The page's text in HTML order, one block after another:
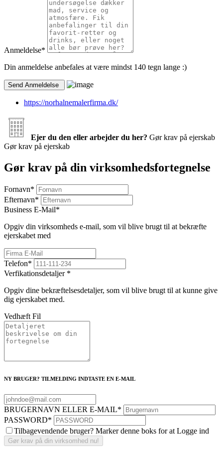
Anmeldelse*
Din anmeldelse anbefales at være mindst 140 tegn lange :)
https://norhalnemalerfirma.dk/
Ejer du den eller arbejder du her? Gør krav på ejerskab
Gør krav på ejerskab
Gør krav på din virksomhedsfortegnelse
Fornavn*
Efternavn*
Business E-Mail*
Opgiv din virksomheds e-mail, som vil blive brugt til at bekræfte
ejerskabet med
Telefon*
Verfikationsdetaljer *
Opgiv dine bekræftelsesdetaljer, som vil blive brugt til at kunne give
dig ejerskabet med.
Vedhæft Fil
NY BRUGER? TILMELDING INDTASTE EN E-MAIL
BRUGERNAVN ELLER E-MAIL*
PASSWORD*
Tilbagevendende bruger? Marker denne boks for at Logge ind